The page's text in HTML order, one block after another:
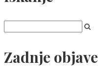
Zadnje objave